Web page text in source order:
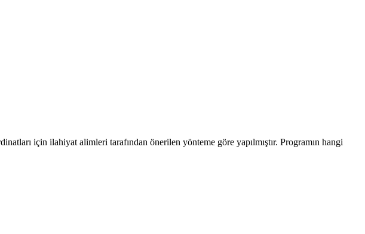
için ilahiyat alimleri tarafından önerilen yönteme göre yapılmıştır. Programın hangi